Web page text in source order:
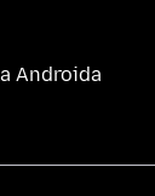
Androida